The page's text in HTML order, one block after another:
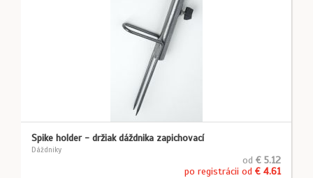
Spike holder - držiak dáždnika zapichovací
Dáždniky
od € 5.12
po registrácii od € 4.61